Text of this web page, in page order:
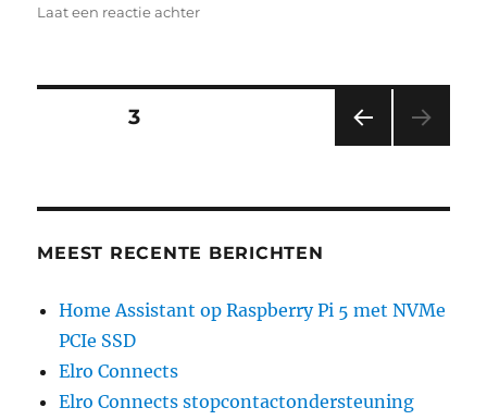
Laat een reactie achterop
Berichten
NA
PAGINA3
MEEST RECENTE BERICHTEN
Home Assistant op Raspberry Pi 5 met NVMe
PCIe SSD
Elro Connects
Elro Connects stopcontactondersteuning